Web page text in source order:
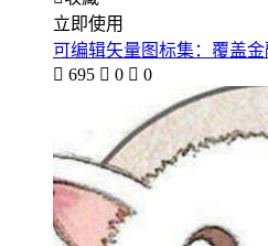
立即使用
可编辑矢量图标集：覆盖
 695  0  0